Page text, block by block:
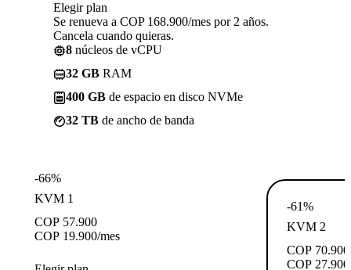
Elegir plan
Se renueva a COP 168.900/mes por 2 años.
Cancela cuando quieras.
8 núcleos de vCPU
32 GB RAM
400 GB de espacio en disco NVMe
32 TB de ancho de banda
-66%
KVM 1
COP 57.900
COP 19.900/mes
-61%
KVM 2
COP 70.900
COP 27.900